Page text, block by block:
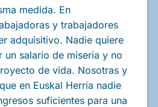
medida. En
y trabajadores
adquisitivo. Nadie quiere
salario de miseria y no
de vida. Nosotras y
en Euskal Herria nadie
suficientes para una